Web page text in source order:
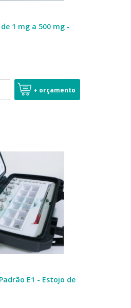
de 1 mg a 500 mg -
+ orçamento
E1 - Estojo de